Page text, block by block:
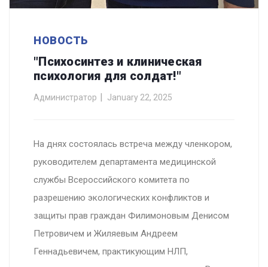
НОВОСТЬ
"Психосинтез и клиническая
психология для солдат!"
Администратор January 22, 2025
На днях состоялась встреча между членкором,
руководителем департамента медицинской
службы Всероссийского комитета по
разрешению экологических конфликтов и
защиты прав граждан Филимоновым Денисом
Петровичем и Жиляевым Андреем
Геннадьевичем, практикующим НЛП,